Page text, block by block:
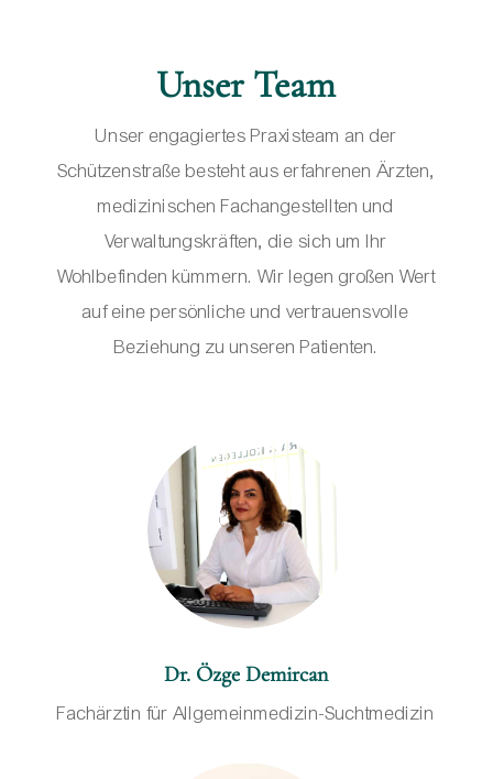
Unser Team
Unser engagiertes Praxisteam an der
Schützenstraße besteht aus erfahrenen Ärzten,
medizinischen Fachangestellten und
Verwaltungskräften, die sich um Ihr
Wohlbefinden kümmern. Wir legen großen Wert
auf eine persönliche und vertrauensvolle
Beziehung zu unseren Patienten.
Dr. Özge Demircan
Fachärztin für Allgemeinmedizin-Suchtmedizin